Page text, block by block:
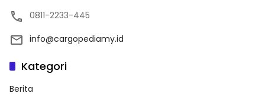
0811-2233-445
info@cargopediamy.id
Kategori
Berita